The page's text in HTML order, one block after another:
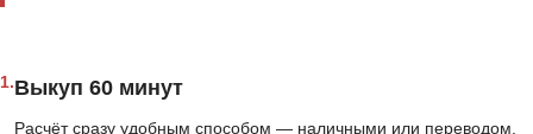
1.Выкуп 60 минут
Расчёт сразу удобным способом — наличными или переводом.